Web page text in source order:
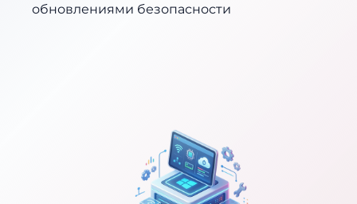
обновлениями безопасности